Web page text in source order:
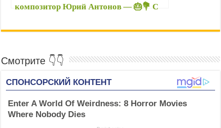
композитор Юрий Антонов — 🎂💐 С
песен, популярных уже много
Смотрите 👇👇